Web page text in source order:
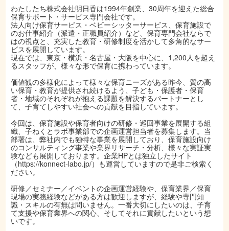
わたしたち株式会社明日香は1994年創業、30周年を迎えた総合
保育サポート・サービス専門会社です。
法人向け保育サービス・ベビーシッターサービス、保育施設で
のお仕事紹介（派遣・正職員紹介）など、保育専門会社ならで
はの視点と、充実した教育・研修制度を活かして多角的なサー
ビスを展開しています。
現在では、東京・横浜・名古屋・大阪を中心に、1,200人を超え
るスタッフが、様々な形で保育に携わっています。
価値観の多様化によって様々な保育ニーズがある昨今、質の高
い保育・教育が提供され続けるよう、子ども・保護者・保育
者・地域のそれぞれが抱える課題を解決するパートナーとし
て、子育てしやすい社会への貢献を目指しています。
今回は、保育施設や保育者向けの研修・巡回事業を展開する組
織、子ねくとラボ事業部での企画運営担当者を募集します。当
部署は、弊社内でも独特な事業を展開しており、保育施設向け
のコンサルティング事業や業界リサーチ・分析、様々な実証実
験なども展開しております。企業HPとは独立したサイト
（https://konnect-labo.jp/）も運営していますので是非ご検索く
ださい。
研修／セミナー／イベントの企画運営経験や、保育業界／保育
現場の実務経験などがある方は歓迎しますが、経験や専門知
識・スキルの有無は問いません。一番大切にしたいのは、子育
て支援や保育業界への関心、そしてそれに貢献したいという想
いです。